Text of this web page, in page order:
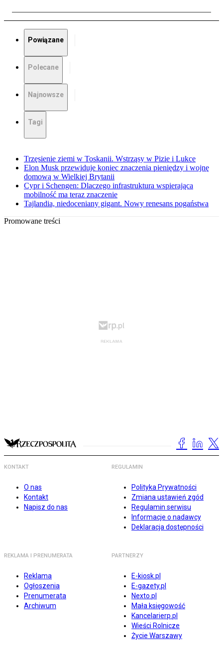
Powiązane
Polecane
Najnowsze
Tagi
Trzęsienie ziemi w Toskanii. Wstrząsy w Pizie i Lukce
Elon Musk przewiduje koniec znaczenia pieniędzy i wojnę
domową w Wielkiej Brytanii
Cypr i Schengen: Dlaczego infrastruktura wspierająca
mobilność ma teraz znaczenie
Tajlandia, niedoceniany gigant. Nowy renesans pogaństwa
Promowane treści
KONTAKT
O nas
Kontakt
Napisz do nas
REGULAMIN
Polityka Prywatności
Zmiana ustawień zgód
Regulamin serwisu
Informacje o nadawcy
Deklaracja dostępności
REKLAMA I PRENUMERATA
Reklama
Ogłoszenia
Prenumerata
Archiwum
PARTNERZY
E-kiosk.pl
E-gazety.pl
Nexto.pl
Mała księgowość
Kancelarierp.pl
Wieści Rolnicze
Życie Warszawy